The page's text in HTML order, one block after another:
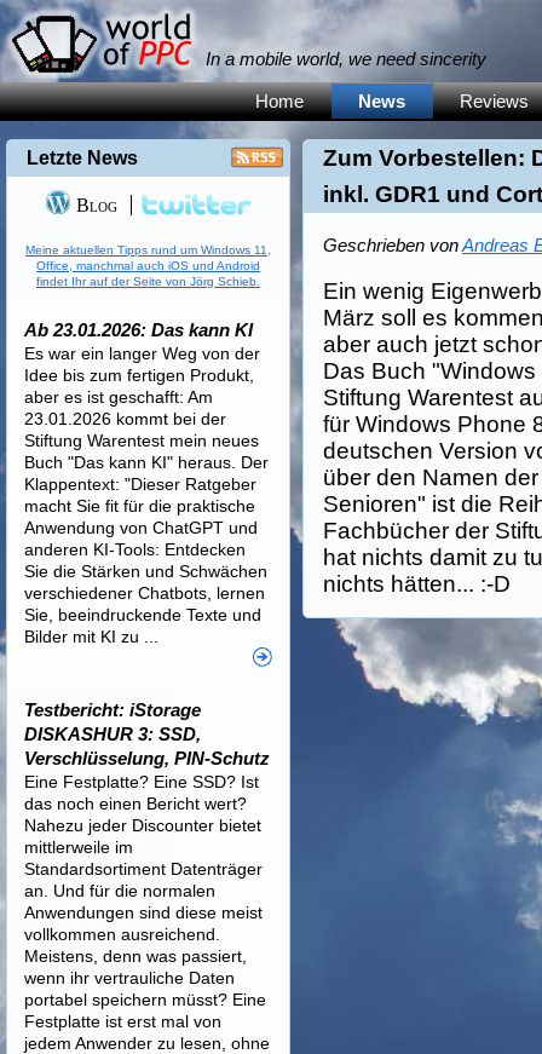
In a mobile world, we need sincerity
Home News Reviews
Zum Vorbestellen:
inkl. GDR1 und
Geschrieben vonAndreas
Ein wenig
März soll es
aber auch jetzt
Das Buch
Stiftung Warentest
für Windows Phone
deutschen Version
über den Namen
Senioren" ist die
Fachbücher der
hat nichts damit zu
nichts hätten... :-D
Letzte News
Blog
Meine aktuellen Tipps rund um Windows 11,
Office, manchmal auch iOS und Android
findet Ihr auf der Seite von Jörg Schieb.
Ab 23.01.2026: Das kann KI
Es war ein langer Weg von der
Idee bis zum fertigen Produkt,
aber es ist geschafft: Am
23.01.2026 kommt bei der
Stiftung Warentest mein neues
Buch "Das kann KI" heraus. Der
Klappentext: "Dieser Ratgeber
macht Sie fit für die praktische
Anwendung von ChatGPT und
anderen KI-Tools: Entdecken
Sie die Stärken und Schwächen
verschiedener Chatbots, lernen
Sie, beeindruckende Texte und
Bilder mit KI zu ...
Testbericht: iStorage
DISKASHUR 3: SSD,
Verschlüsselung, PIN-Schutz
Eine Festplatte? Eine SSD? Ist
das noch einen Bericht wert?
Nahezu jeder Discounter bietet
mittlerweile im
Standardsortiment Datenträger
an. Und für die normalen
Anwendungen sind diese meist
vollkommen ausreichend.
Meistens, denn was passiert,
wenn ihr vertrauliche Daten
portabel speichern müsst? Eine
Festplatte ist erst mal von
jedem Anwender zu lesen, ohne